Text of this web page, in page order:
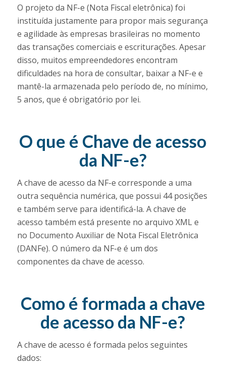
O projeto da NF-e (Nota Fiscal eletrônica) foi
instituída justamente para propor mais segurança
e agilidade às empresas brasileiras no momento
das transações comerciais e escriturações. Apesar
disso, muitos empreendedores encontram
dificuldades na hora de consultar, baixar a NF-e e
mantê-la armazenada pelo período de, no mínimo,
5 anos, que é obrigatório por lei.
O que é Chave de acesso
da NF-e?
A chave de acesso da NF-e corresponde a uma
outra sequência numérica, que possui 44 posições
e também serve para identificá-la. A chave de
acesso também está presente no arquivo XML e
no Documento Auxiliar de Nota Fiscal Eletrônica
(DANFe). O número da NF-e é um dos
componentes da chave de acesso.
Como é formada a chave
de acesso da NF-e?
A chave de acesso é formada pelos seguintes
dados: